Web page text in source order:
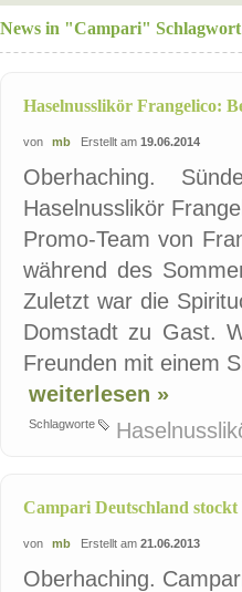
News in "Campari" Schlagwort
Haselnusslikör Frangelico:
von mb Erstellt am 19.06.2014
Oberhaching.
Haselnusslikör
Promo-Team von
während des
Zuletzt war die
Domstadt zu Gast.
Freunden mit einem
weiterlesen »
Schlagworte
Campari Deutschland
von mb Erstellt am 21.06.2013
Oberhaching.